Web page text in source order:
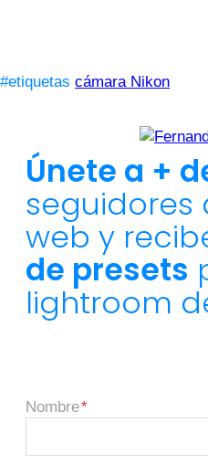
#etiquetas cámara Nikon
Únete a +
seguidores
web y
de presets
lightroom
Nombre